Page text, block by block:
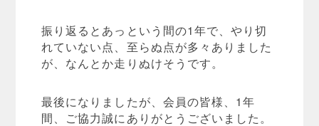
振り返るとあっという間の1年で、やり切
れていない点、至らぬ点が多々ありました
が、なんとか走りぬけそうです。
最後になりましたが、会員の皆様、1年
間、ご協力誠にありがとうございました。